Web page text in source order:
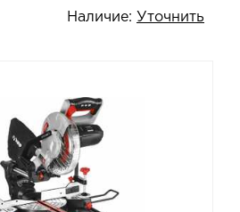
Наличие: Уточнить